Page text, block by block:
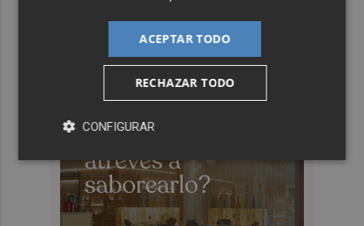
ACEPTAR TODO
RECHAZAR TODO
CONFIGURAR